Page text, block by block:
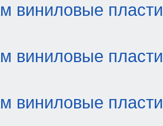
виниловые
виниловые
виниловые